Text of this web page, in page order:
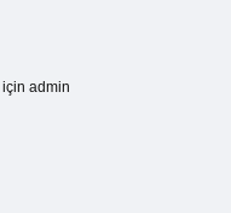
için admin